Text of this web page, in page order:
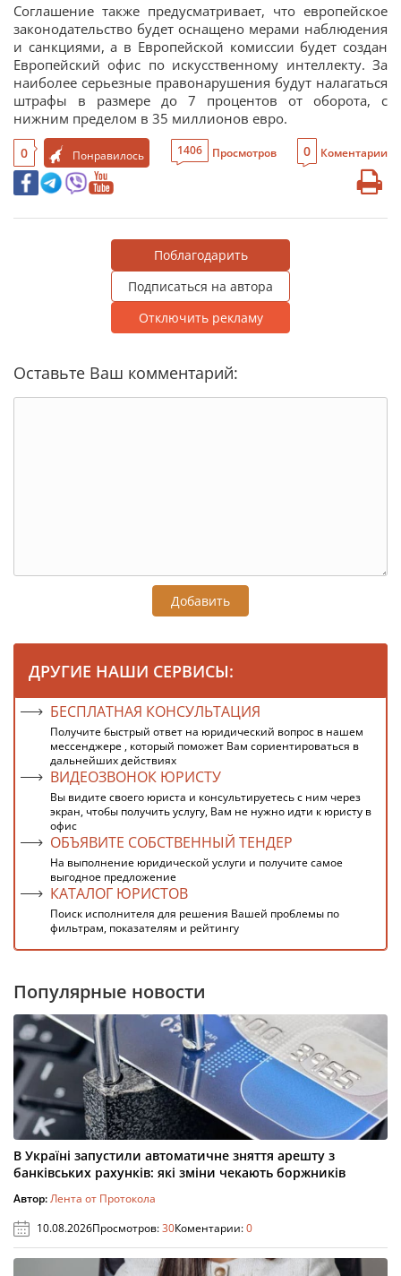
Соглашение также предусматривает, что европейское
законодательство будет оснащено мерами наблюдения
и санкциями, а в Европейской комиссии будет создан
Европейский офис по искусственному интеллекту. За
наиболее серьезные правонарушения будут налагаться
штрафы в размере до 7 процентов от оборота, с
нижним пределом в 35 миллионов евро.
0 Понравилось 1406 Просмотров 0 Коментарии
Поблагодарить
Подписаться на автора
Отключить рекламу
Оставьте Ваш комментарий:
Добавить
ДРУГИЕ НАШИ СЕРВИСЫ:
БЕСПЛАТНАЯ КОНСУЛЬТАЦИЯ
Получите быстрый ответ на юридический вопрос в нашем
мессенджере , который поможет Вам сориентироваться в
дальнейших действиях
ВИДЕОЗВОНОК ЮРИСТУ
Вы видите своего юриста и консультируетесь с ним через
экран, чтобы получить услугу, Вам не нужно идти к юристу в
офис
ОБЪЯВИТЕ СОБСТВЕННЫЙ ТЕНДЕР
На выполнение юридической услуги и получите самое
выгодное предложение
КАТАЛОГ ЮРИСТОВ
Поиск исполнителя для решения Вашей проблемы по
фильтрам, показателям и рейтингу
Популярные новости
В Україні запустили автоматичне зняття арешту з
банківських рахунків: які зміни чекають боржників
Автор:Лента от Протокола
10.08.2026Просмотров:30Коментарии:0